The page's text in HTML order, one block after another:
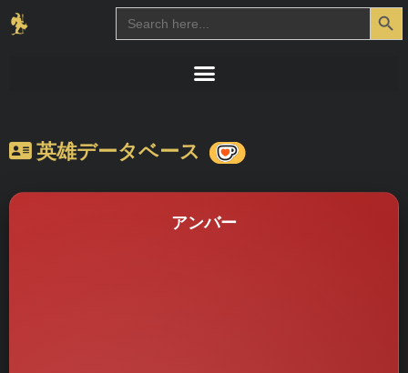
Search
for:
Search Button
英雄データベース
アンバー